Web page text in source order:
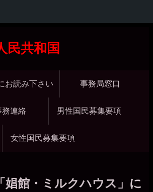
ン
テ
へ
民共和国
お読み下さい 事務局窓口
務連絡 男性国民募集要項
女性国民募集要項
娼館・ミルクハウス」に